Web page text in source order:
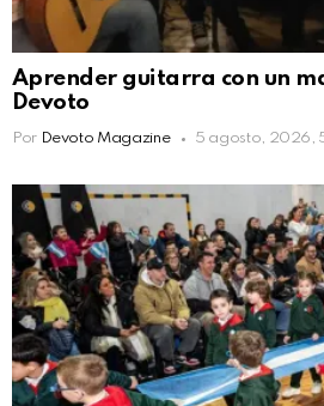
Aprender guitarra con un
Devoto
Por Devoto Magazine 5 agosto, 2026,